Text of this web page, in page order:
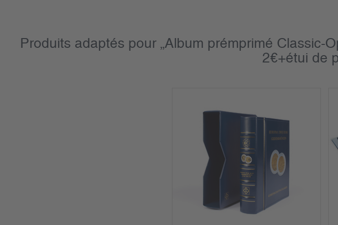
Produits adaptés pour „Album prémprimé
2€+étui de